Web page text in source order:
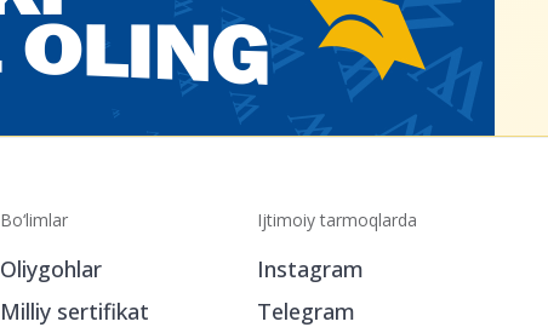
Bo‘limlar
Oliygohlar
Milliy sertifikat
Ijtimoiy tarmoqlarda
Instagram
Telegram